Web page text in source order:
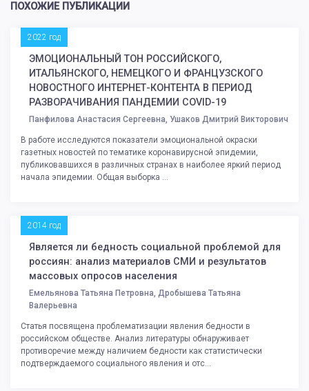
ПОХОЖИЕ ПУБЛИКАЦИИ
2022 год
ЭМОЦИОНАЛЬНЫЙ ТОН РОССИЙСКОГО,
ИТАЛЬЯНСКОГО, НЕМЕЦКОГО И ФРАНЦУЗСКОГО
НОВОСТНОГО ИНТЕРНЕТ-КОНТЕНТА В ПЕРИОД
РАЗВОРАЧИВАНИЯ ПАНДЕМИИ COVID-19
Панфилова Анастасия Сергеевна, Ушаков Дмитрий Викторович
В работе исследуются показатели эмоциональной окраски
газетных новостей по тематике коронавирусной эпидемии,
публиковавшихся в различных странах в наиболее яркий период
начала эпидемии. Общая выборка ...
2014 год
Является ли бедность социальной проблемой для
россиян: анализ материалов СМИ и результатов
массовых опросов населения
Емельянова Татьяна Петровна, Дробышева Татьяна
Валерьевна
Статья посвящена проблематизации явления бедности в
российском обществе. Анализ литературы обнаруживает
противоречие между наличием бедности как статистически
подтверждаемого социального явления и отс...